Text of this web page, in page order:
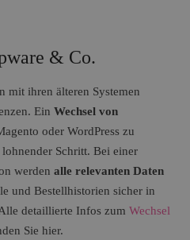
& Co.
mit ihren älteren Systemen
Ein Wechsel von
oder WordPress zu
Schritt. Bei einer
werden alle relevanten Daten
und Bestellhistorien sicher in
detaillierte Infos zum Wechsel
Sie hier.